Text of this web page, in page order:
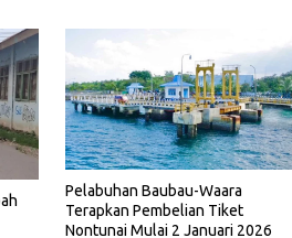
Pelabuhan Baubau-Waara
Terapkan Pembelian Tiket
Nontunai Mulai 2 Januari 2026